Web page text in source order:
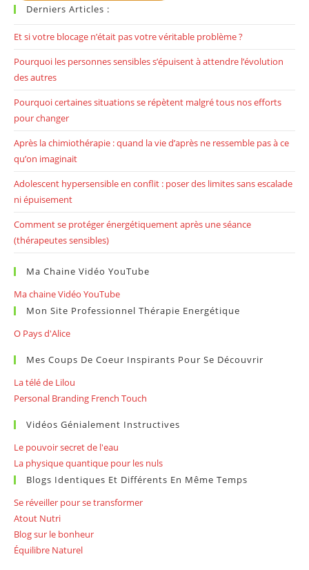
Derniers Articles :
Et si votre blocage n’était pas votre véritable problème ?
Pourquoi les personnes sensibles s’épuisent à attendre l’évolution
des autres
Pourquoi certaines situations se répètent malgré tous nos efforts
pour changer
Après la chimiothérapie : quand la vie d’après ne ressemble pas à ce
qu’on imaginait
Adolescent hypersensible en conflit : poser des limites sans escalade
ni épuisement
Comment se protéger énergétiquement après une séance
(thérapeutes sensibles)
Ma Chaine Vidéo YouTube
Ma chaine Vidéo YouTube
Mon Site Professionnel Thérapie Energétique
O Pays d'Alice
Mes Coups De Coeur Inspirants Pour Se Découvrir
La télé de Lilou
Personal Branding French Touch
Vidéos Génialement Instructives
Le pouvoir secret de l'eau
La physique quantique pour les nuls
Blogs Identiques Et Différents En Même Temps
Se réveiller pour se transformer
Atout Nutri
Blog sur le bonheur
Équilibre Naturel